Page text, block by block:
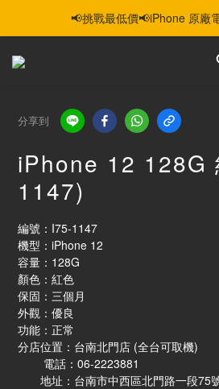
智慧購機，輕鬆省❣️二手機
📢挑戰最低價📢iPhone 原廠
智慧購機，輕鬆省❣️二手機
分享到
iPhone 12 128G
1147)
編號：I75-1147
機型：iPhone 12
容量：128G
顏色：紅色
保固：三個月
外觀：優良
功能：正常
分店位置：台南北門店 (全台可取機)
        電話：06-2223881
地址：台南市中西區北門路一段75